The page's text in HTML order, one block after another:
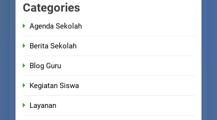
Categories
Agenda Sekolah
Berita Sekolah
Blog Guru
Kegiatan Siswa
Layanan